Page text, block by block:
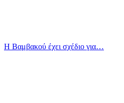
Η Βαμβακού έχει σχέδιο για…